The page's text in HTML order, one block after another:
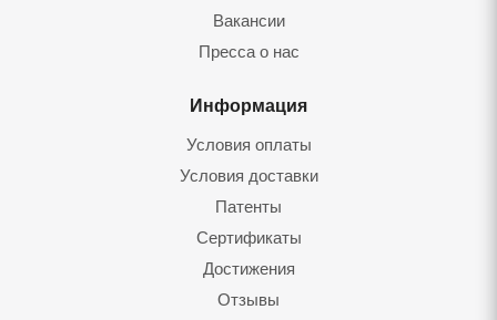
Вакансии
Пресса о нас
Информация
Условия оплаты
Условия доставки
Патенты
Сертификаты
Достижения
Отзывы